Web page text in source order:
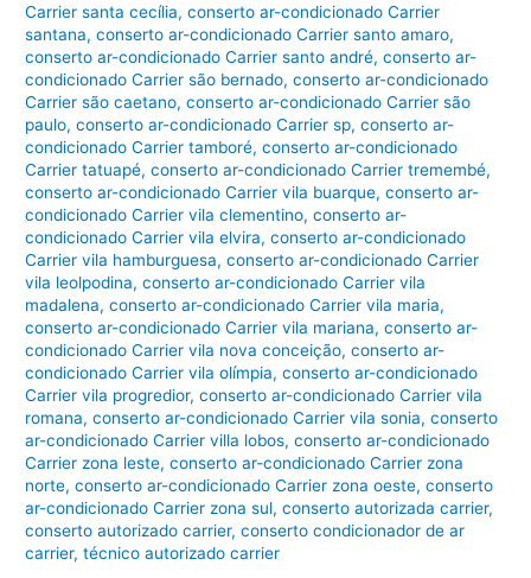
Carrier santa cecília,conserto ar-condicionado Carrier
santana,conserto ar-condicionado Carrier santo amaro,
conserto ar-condicionado Carrier santo andré,conserto ar-
condicionado Carrier são bernado,conserto ar-condicionado
Carrier são caetano,conserto ar-condicionado Carrier são
paulo,conserto ar-condicionado Carrier sp,conserto ar-
condicionado Carrier tamboré,conserto ar-condicionado
Carrier tatuapé,conserto ar-condicionado Carrier tremembé,
conserto ar-condicionado Carrier vila buarque,conserto ar-
condicionado Carrier vila clementino,conserto ar-
condicionado Carrier vila elvira,conserto ar-condicionado
Carrier vila hamburguesa,conserto ar-condicionado Carrier
vila leolpodina,conserto ar-condicionado Carrier vila
madalena,conserto ar-condicionado Carrier vila maria,
conserto ar-condicionado Carrier vila mariana,conserto ar-
condicionado Carrier vila nova conceição,conserto ar-
condicionado Carrier vila olímpia,conserto ar-condicionado
Carrier vila progredior,conserto ar-condicionado Carrier vila
romana,conserto ar-condicionado Carrier vila sonia,conserto
ar-condicionado Carrier villa lobos,conserto ar-condicionado
Carrier zona leste,conserto ar-condicionado Carrier zona
norte,conserto ar-condicionado Carrier zona oeste,conserto
ar-condicionado Carrier zona sul,conserto autorizada carrier,
conserto autorizado carrier,conserto condicionador de ar
carrier,técnico autorizado carrier